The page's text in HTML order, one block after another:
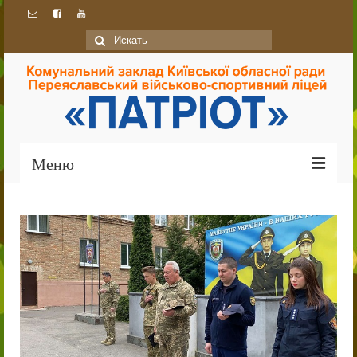
Искать:
Меню
Про ліцей
Ліцей сьогодні
Історія
Традиції